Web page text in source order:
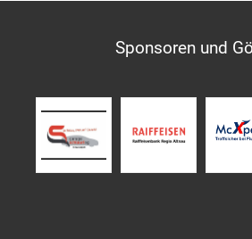
Sponsoren und